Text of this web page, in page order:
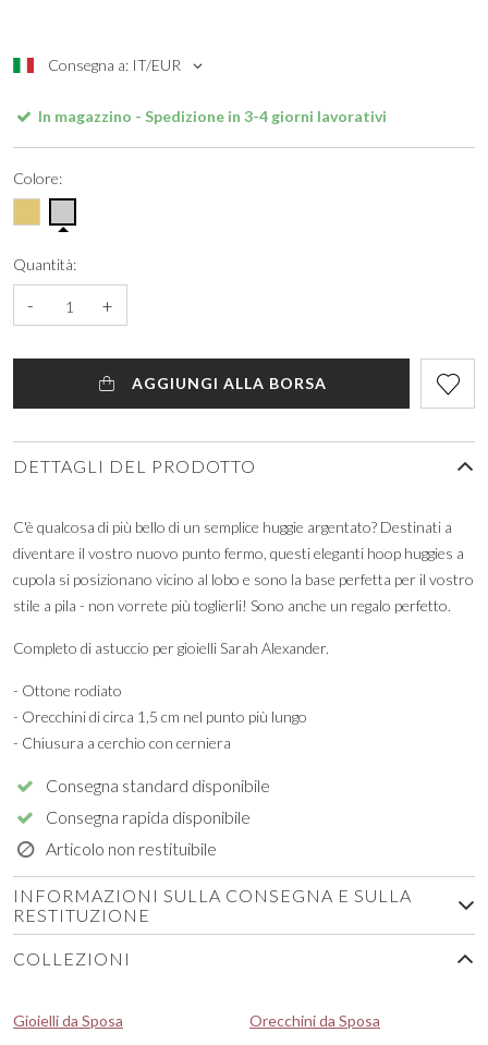
Consegna a: IT/EUR
In magazzino - Spedizione in 3-4 giorni lavorativi
Colore:
Quantità:
- +
AGGIUNGI ALLA BORSA
DETTAGLI DEL PRODOTTO
C'è qualcosa di più bello di un semplice huggie argentato? Destinati a
diventare il vostro nuovo punto fermo, questi eleganti hoop huggies a
cupola si posizionano vicino al lobo e sono la base perfetta per il vostro
stile a pila - non vorrete più toglierli! Sono anche un regalo perfetto.
Completo di astuccio per gioielli Sarah Alexander.
- Ottone rodiato
- Orecchini di circa 1,5 cm nel punto più lungo
- Chiusura a cerchio con cerniera
Consegna standard disponibile
Consegna rapida disponibile
Articolo non restituibile
INFORMAZIONI SULLA CONSEGNA E SULLA
RESTITUZIONE
COLLEZIONI
Gioielli da Sposa
Orecchini da Sposa